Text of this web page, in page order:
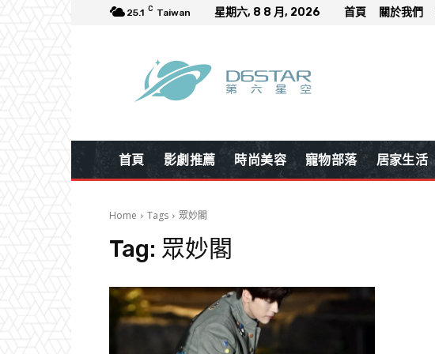
25.1 C Taiwan 星期六, 8 8 月, 2026 首頁 關於我們
首頁 影劇推薦 時尚美容 寵物部落 居家生活
Home Tags 眾妙閣
Tag: 眾妙閣